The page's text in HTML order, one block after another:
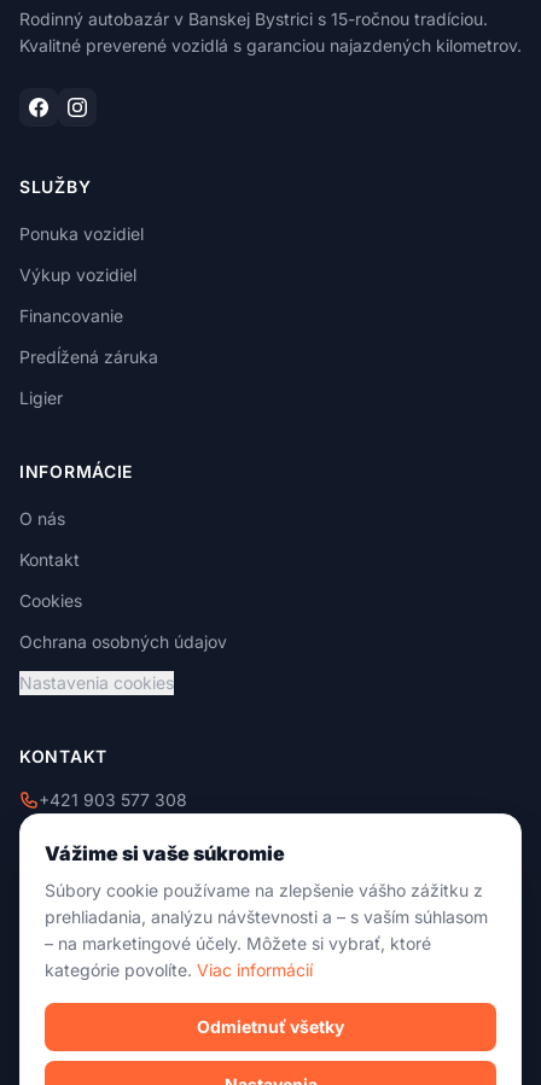
Rodinný autobazár v Banskej Bystrici s 15-ročnou tradíciou.
Kvalitné preverené vozidlá s garanciou najazdených kilometrov.
SLUŽBY
Ponuka vozidiel
Výkup vozidiel
Financovanie
Predĺžená záruka
Ligier
INFORMÁCIE
O nás
Kontakt
Cookies
Ochrana osobných údajov
Nastavenia cookies
KONTAKT
+421 903 577 308
Zvolenská cesta 46
974 05 Banská Bystrica
Po-Pia: 09:00 - 18:00
So: 09:00 - 13:00
Vážime si vaše súkromie
Súbory cookie používame na zlepšenie vášho zážitku z
prehliadania, analýzu návštevnosti a – s vaším súhlasom
– na marketingové účely. Môžete si vybrať, ktoré
kategórie povolíte. Viac informácií
Odmietnuť všetky